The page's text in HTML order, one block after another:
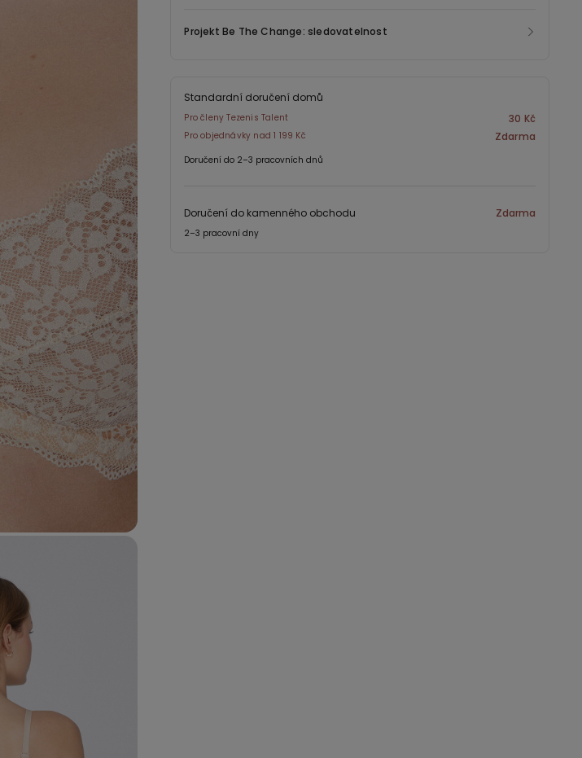
Projekt Be The Change: sledovatelnost
Standardní doručení domů
Pro členy Tezenis Talent 30 Kč
Pro objednávky nad 1 199 Kč Zdarma
Doručení do 2–3 pracovních dnů
Doručení do kamenného obchodu Zdarma
2–3 pracovní dny